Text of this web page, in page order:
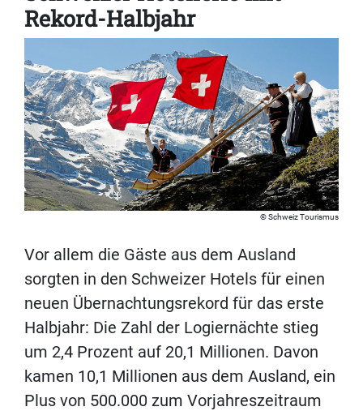
Rekord-Halbjahr
Schweiz Tourismus
Vor allem die Gäste aus dem Ausland
sorgten in den Schweizer Hotels für einen
neuen Übernachtungsrekord für das erste
Halbjahr: Die Zahl der Logiernächte stieg
um 2,4 Prozent auf 20,1 Millionen. Davon
kamen 10,1 Millionen aus dem Ausland, ein
Plus von 500.000 zum Vorjahreszeitraum